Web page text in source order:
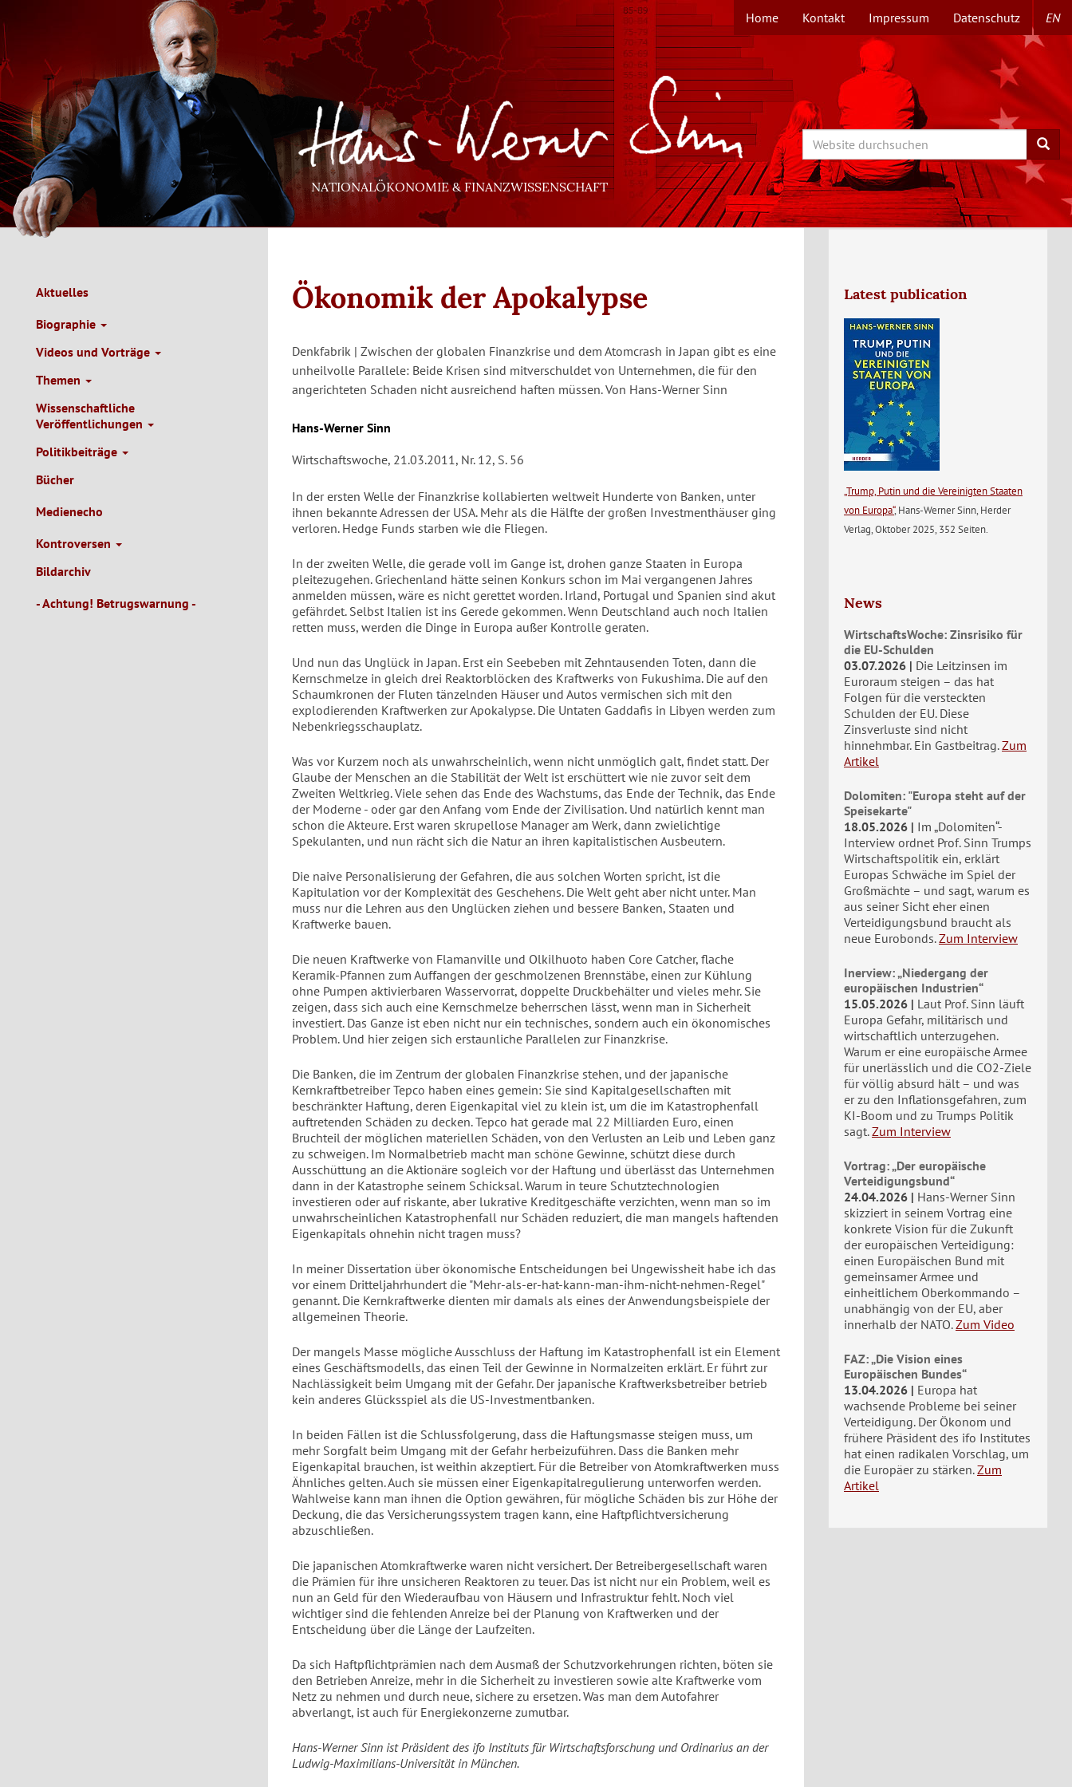
zum
Inhalt
TOPMENÜ
Home Kontakt Impressum Datenschutz EN
NATIONALÖKONOMIE & FINANZWISSENSCHAFT
Search Search
Main
Navigation
de
Aktuelles
Biographie
Videos und Vorträge
Themen
Wissenschaftliche
Veröffentlichungen
Politikbeiträge
Bücher
Medienecho
Kontroversen
Bildarchiv
- Achtung! Betrugswarnung -
Ökonomik der Apokalypse
Denkfabrik | Zwischen der globalen Finanzkrise und dem Atomcrash in Japan gibt es eine
unheilvolle Parallele: Beide Krisen sind mitverschuldet von Unternehmen, die für den
angerichteten Schaden nicht ausreichend haften müssen. Von Hans-Werner Sinn
Autor/en
Hans-Werner Sinn
Wirtschaftswoche, 21.03.2011, Nr. 12, S. 56
In der ersten Welle der Finanzkrise kollabierten weltweit Hunderte von Banken, unter
ihnen bekannte Adressen der USA. Mehr als die Hälfte der großen Investmenthäuser ging
verloren. Hedge Funds starben wie die Fliegen.
In der zweiten Welle, die gerade voll im Gange ist, drohen ganze Staaten in Europa
pleitezugehen. Griechenland hätte seinen Konkurs schon im Mai vergangenen Jahres
anmelden müssen, wäre es nicht gerettet worden. Irland, Portugal und Spanien sind akut
gefährdet. Selbst Italien ist ins Gerede gekommen. Wenn Deutschland auch noch Italien
retten muss, werden die Dinge in Europa außer Kontrolle geraten.
Und nun das Unglück in Japan. Erst ein Seebeben mit Zehntausenden Toten, dann die
Kernschmelze in gleich drei Reaktorblöcken des Kraftwerks von Fukushima. Die auf den
Schaumkronen der Fluten tänzelnden Häuser und Autos vermischen sich mit den
explodierenden Kraftwerken zur Apokalypse. Die Untaten Gaddafis in Libyen werden zum
Nebenkriegsschauplatz.
Was vor Kurzem noch als unwahrscheinlich, wenn nicht unmöglich galt, findet statt. Der
Glaube der Menschen an die Stabilität der Welt ist erschüttert wie nie zuvor seit dem
Zweiten Weltkrieg. Viele sehen das Ende des Wachstums, das Ende der Technik, das Ende
der Moderne - oder gar den Anfang vom Ende der Zivilisation. Und natürlich kennt man
schon die Akteure. Erst waren skrupellose Manager am Werk, dann zwielichtige
Spekulanten, und nun rächt sich die Natur an ihren kapitalistischen Ausbeutern.
Die naive Personalisierung der Gefahren, die aus solchen Worten spricht, ist die
Kapitulation vor der Komplexität des Geschehens. Die Welt geht aber nicht unter. Man
muss nur die Lehren aus den Unglücken ziehen und bessere Banken, Staaten und
Kraftwerke bauen.
Die neuen Kraftwerke von Flamanville und Olkilhuoto haben Core Catcher, flache
Keramik-Pfannen zum Auffangen der geschmolzenen Brennstäbe, einen zur Kühlung
ohne Pumpen aktivierbaren Wasservorrat, doppelte Druckbehälter und vieles mehr. Sie
zeigen, dass sich auch eine Kernschmelze beherrschen lässt, wenn man in Sicherheit
investiert. Das Ganze ist eben nicht nur ein technisches, sondern auch ein ökonomisches
Problem. Und hier zeigen sich erstaunliche Parallelen zur Finanzkrise.
Die Banken, die im Zentrum der globalen Finanzkrise stehen, und der japanische
Kernkraftbetreiber Tepco haben eines gemein: Sie sind Kapitalgesellschaften mit
beschränkter Haftung, deren Eigenkapital viel zu klein ist, um die im Katastrophenfall
auftretenden Schäden zu decken. Tepco hat gerade mal 22 Milliarden Euro, einen
Bruchteil der möglichen materiellen Schäden, von den Verlusten an Leib und Leben ganz
zu schweigen. Im Normalbetrieb macht man schöne Gewinne, schützt diese durch
Ausschüttung an die Aktionäre sogleich vor der Haftung und überlässt das Unternehmen
dann in der Katastrophe seinem Schicksal. Warum in teure Schutztechnologien
investieren oder auf riskante, aber lukrative Kreditgeschäfte verzichten, wenn man so im
unwahrscheinlichen Katastrophenfall nur Schäden reduziert, die man mangels haftenden
Eigenkapitals ohnehin nicht tragen muss?
In meiner Dissertation über ökonomische Entscheidungen bei Ungewissheit habe ich das
vor einem Dritteljahrhundert die "Mehr-als-er-hat-kann-man-ihm-nicht-nehmen-Regel"
genannt. Die Kernkraftwerke dienten mir damals als eines der Anwendungsbeispiele der
allgemeinen Theorie.
Der mangels Masse mögliche Ausschluss der Haftung im Katastrophenfall ist ein Element
eines Geschäftsmodells, das einen Teil der Gewinne in Normalzeiten erklärt. Er führt zur
Nachlässigkeit beim Umgang mit der Gefahr. Der japanische Kraftwerksbetreiber betrieb
kein anderes Glücksspiel als die US-Investmentbanken.
In beiden Fällen ist die Schlussfolgerung, dass die Haftungsmasse steigen muss, um
mehr Sorgfalt beim Umgang mit der Gefahr herbeizuführen. Dass die Banken mehr
Eigenkapital brauchen, ist weithin akzeptiert. Für die Betreiber von Atomkraftwerken muss
Ähnliches gelten. Auch sie müssen einer Eigenkapitalregulierung unterworfen werden.
Wahlweise kann man ihnen die Option gewähren, für mögliche Schäden bis zur Höhe der
Deckung, die das Versicherungssystem tragen kann, eine Haftpflichtversicherung
abzuschließen.
Die japanischen Atomkraftwerke waren nicht versichert. Der Betreibergesellschaft waren
die Prämien für ihre unsicheren Reaktoren zu teuer. Das ist nicht nur ein Problem, weil es
nun an Geld für den Wiederaufbau von Häusern und Infrastruktur fehlt. Noch viel
wichtiger sind die fehlenden Anreize bei der Planung von Kraftwerken und der
Entscheidung über die Länge der Laufzeiten.
Da sich Haftpflichtprämien nach dem Ausmaß der Schutzvorkehrungen richten, böten sie
den Betrieben Anreize, mehr in die Sicherheit zu investieren sowie alte Kraftwerke vom
Netz zu nehmen und durch neue, sichere zu ersetzen. Was man dem Autofahrer
abverlangt, ist auch für Energiekonzerne zumutbar.
Hans-Werner Sinn ist Präsident des ifo Instituts für Wirtschaftsforschung und Ordinarius an der
Ludwig-Maximilians-Universität in München.
Latest publication
„Trump, Putin und die Vereinigten Staaten
von Europa“, Hans-Werner Sinn, Herder
Verlag, Oktober 2025, 352 Seiten.
News
WirtschaftsWoche: Zinsrisiko für
die EU-Schulden
03.07.2026
Die Leitzinsen im
Euroraum steigen – das hat
Folgen für die versteckten
Schulden der EU. Diese
Zinsverluste sind nicht
hinnehmbar. Ein Gastbeitrag. Zum
Artikel
Dolomiten: "Europa steht auf der
Speisekarte"
18.05.2026
Im „Dolomiten“-
Interview ordnet Prof. Sinn Trumps
Wirtschaftspolitik ein, erklärt
Europas Schwäche im Spiel der
Großmächte – und sagt, warum es
aus seiner Sicht eher einen
Verteidigungsbund braucht als
neue Eurobonds. Zum Interview
Inerview: „Niedergang der
europäischen Industrien“
15.05.2026
Laut Prof. Sinn läuft
Europa Gefahr, militärisch und
wirtschaftlich unterzugehen.
Warum er eine europäische Armee
für unerlässlich und die CO2-Ziele
für völlig absurd hält – und was
er zu den Inflationsgefahren, zum
KI-Boom und zu Trumps Politik
sagt. Zum Interview
Vortrag: „Der europäische
Verteidigungsbund“
24.04.2026
Hans-Werner Sinn
skizziert in seinem Vortrag eine
konkrete Vision für die Zukunft
der europäischen Verteidigung:
einen Europäischen Bund mit
gemeinsamer Armee und
einheitlichem Oberkommando –
unabhängig von der EU, aber
innerhalb der NATO. Zum Video
FAZ: „Die Vision eines
Europäischen Bundes“
13.04.2026
Europa hat
wachsende Probleme bei seiner
Verteidigung. Der Ökonom und
frühere Präsident des ifo Institutes
hat einen radikalen Vorschlag, um
die Europäer zu stärken. Zum
Artikel